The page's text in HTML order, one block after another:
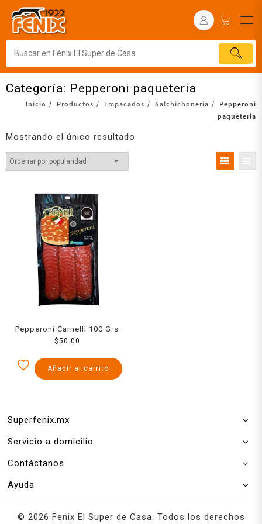
Categoría: Pepperoni paqueteria
Inicio Productos Empacados Salchichonería
Pepperoni
paqueteria
Mostrando el único resultado
Pepperoni Carnelli 100 Grs
$50.00
Añadir al carrito
Superfenix.mx
Servicio a domicilio
Contáctanos
Ayuda
© 2026 Fenix El Super de Casa. Todos los derechos